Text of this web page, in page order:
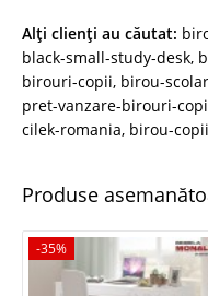
Alţi clienţi au căutat:
black-small-study-desk,
birouri-copii, birou-
pret-vanzare-birouri-
cilek-romania, birou-
Produse
-35%